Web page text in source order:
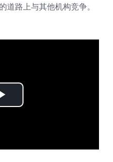
道路上与其他机构竞争。
Play